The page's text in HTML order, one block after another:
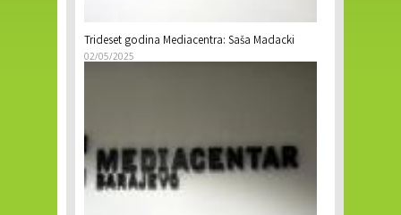
Trideset godina Mediacentra: Saša Madacki
02/05/2025